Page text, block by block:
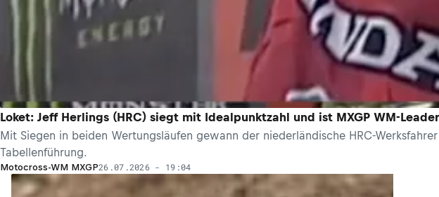
Loket: Jeff Herlings (HRC) siegt mit Idealpunktzahl und ist MXGP WM-Leader
Mit Siegen in beiden Wertungsläufen gewann der niederländische HRC-
Tabellenführung.
Motocross-WM MXGP26.07.2026 - 19:04